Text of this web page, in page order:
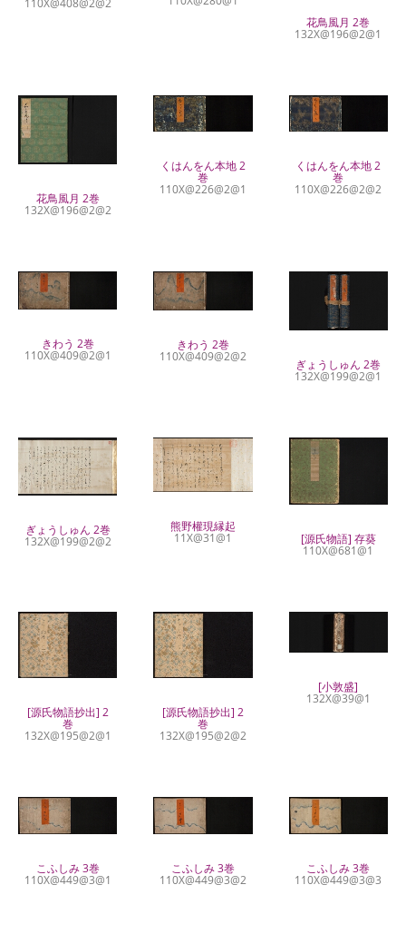
110X@408@2@2
花鳥風月 2巻
132X@196@2@1
花鳥風月 2巻
132X@196@2@2
くはんをん本地 2
巻
110X@226@2@1
くはんをん本地 2
巻
110X@226@2@2
きわう 2巻
110X@409@2@1
きわう 2巻
110X@409@2@2
ぎょうしゅん 2巻
132X@199@2@1
ぎょうしゅん 2巻
132X@199@2@2
熊野權現縁起
11X@31@1 [源氏物語] 存葵
110X@681@1
[源氏物語抄出] 2
巻
132X@195@2@1
[源氏物語抄出] 2
巻
132X@195@2@2
[小敦盛]
132X@39@1
こふしみ 3巻
110X@449@3@1
こふしみ 3巻
110X@449@3@2
こふしみ 3巻
110X@449@3@3